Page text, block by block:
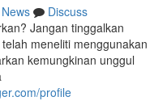
News
Discuss
Jangan tinggalkan
meneliti menggunakan
kemungkinan unggul
profile